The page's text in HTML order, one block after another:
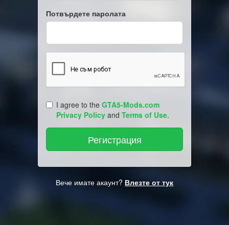
Потвърдете паролата
I agree to the GTA5-Mods.com
Privacy Policy and Terms of Use.
Вече имате акаунт? Влезте от тук